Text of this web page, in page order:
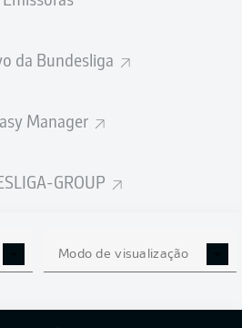
da Bundesliga
Manager
GROUP
Modo de visualização
DA
2026/2027
ÁREAS